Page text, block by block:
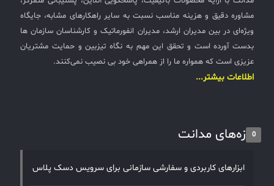
می‌کند.بهبود تجربه کاربری: پشتیبانی سریع: ارائه پشتیبانی
سریع و مؤثر به کاربران، باعث افزایش رضایت مشتریان و
کارکنان می‌شود.شفافیت و اطلاع‌رسانی: سرویس دسک امکان
اطلاع‌رسانی به‌روز درباره وضعیت درخواست‌ها و مشکلات را
فراهم می‌کند.کاهش هزینه‌ها و ریسک‌ها: کاهش هزینه‌ها:
مدیریت مؤثر مشکلات و درخواست‌ها به کاهش هزینه‌های
دهند.گزارش‌گیری و بهبود مستمر: گزارش‌های تحلیلی: ارائه
گزارش‌های تحلیلی از عملکرد سرویس دسک برای شناسایی
نقاط ضعف و فرصت‌های بهبود.بهبود مستمر: استفاده از
مشاوره دقیق و هزینه مناسب نسبت به سایر راهکارهای مشابه، جایگاه
ویژه‌ای در بین مدیران ارشد، مدیران انفورماتیک و کارشناسان سازمان ها
بدست آورده است و تحقق این مهم به نگاه تیزبین و حمایت مشتریان
عزیزی است که همواره ما را از همراهی خود بی نصیب نمی‌کنند.
اطلاعات بیشتر...
تازه‌های مدانت0
ابزارهای کاربردی و سفارشی سازمانی برای سرویس دسک پلاس